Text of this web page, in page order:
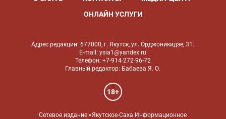
ОНЛАЙН УСЛУГИ
Адрес редакции: 677000, г. Якутск, ул. Орджоникидзе, 31.
E-mail: ysia1@yandex.ru
Телефон: +7-914-272-96-72
Главный редактор: Бабаева Я. О.
18+
Сетевое издание «Якутское-Саха Информационное